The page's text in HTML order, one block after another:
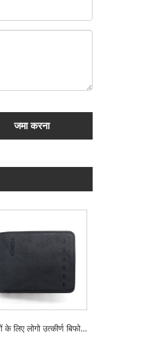
जमा करना
पुरुषों के लिए लोगो उत्कीर्ण बिफोल्ड वॉलेट के साथ सरल डिजाइन